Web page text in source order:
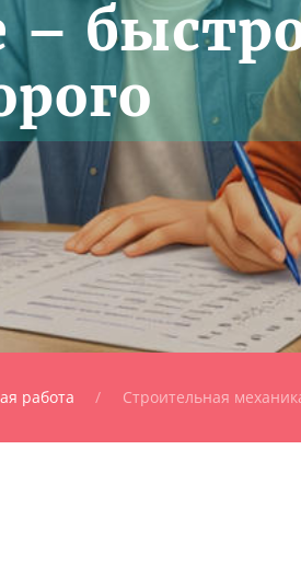
–
работа Строительная